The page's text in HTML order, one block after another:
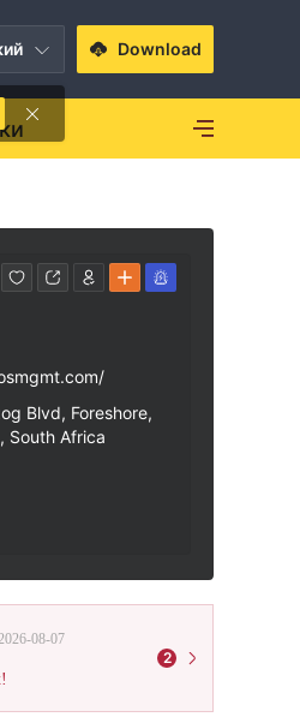
Download
Blvd, Foreshore,
South Africa
2026-08-07
2